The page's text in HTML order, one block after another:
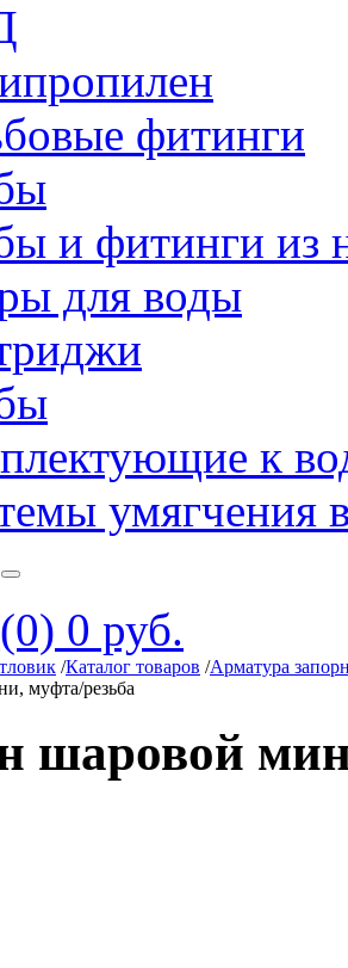
фитинги
и фитинги из
для воды
к
умягчения
0 руб.
/Каталог товаров /Арматура
муфта/резьба
шаровой